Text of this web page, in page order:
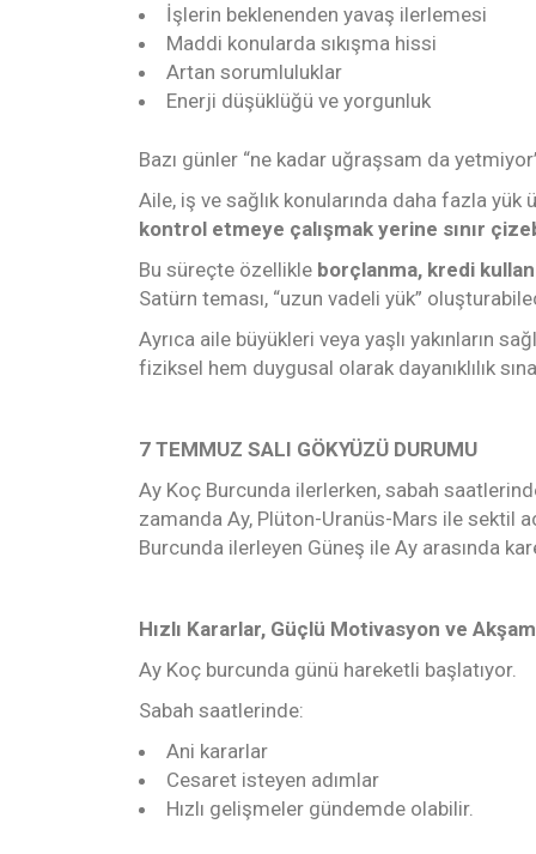
İşlerin beklenenden yavaş ilerlemesi
Maddi konularda sıkışma hissi
Artan sorumluluklar
Enerji düşüklüğü ve yorgunluk
Bazı günler “ne kadar uğraşsam da
Aile, iş ve sağlık konularında daha fazla
kontrol etmeye çalışmak yerine sınır
Bu süreçte özellikle borçlanma, kredi
Satürn teması, “uzun vadeli yük”
Ayrıca aile büyükleri veya yaşlı yakınların
fiziksel hem duygusal olarak dayanıklılık
7 TEMMUZ SALI GÖKYÜZÜ DURUMU
Ay Koç Burcunda ilerlerken, sabah
zamanda Ay, Plüton-Uranüs-Mars ile sektil
Burcunda ilerleyen Güneş ile Ay arasında
Hızlı Kararlar, Güçlü Motivasyon ve
Ay Koç burcunda günü hareketli başlatıyor.
Sabah saatlerinde:
Ani kararlar
Cesaret isteyen adımlar
Hızlı gelişmeler gündemde olabilir.